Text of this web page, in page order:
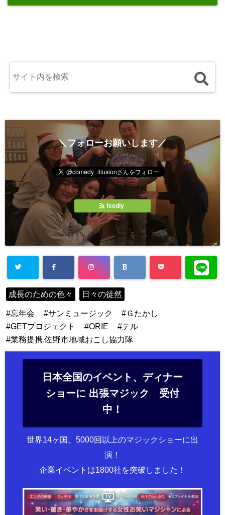
＼フォローお願いします／
feedly
成長のための色々 日々の徒然
忘年会 サンミュージック
Ｇたかし
GETプロジェクト
ORIE
テル
業務提携.佐野市地域おこし協力隊
日本全国のイベント、ディナー
ショーに 出張マジック 受付
中！
世界14ヶ国、5000回以上のマジックショーに出
演！
企業イベントは1800社を突破しました！